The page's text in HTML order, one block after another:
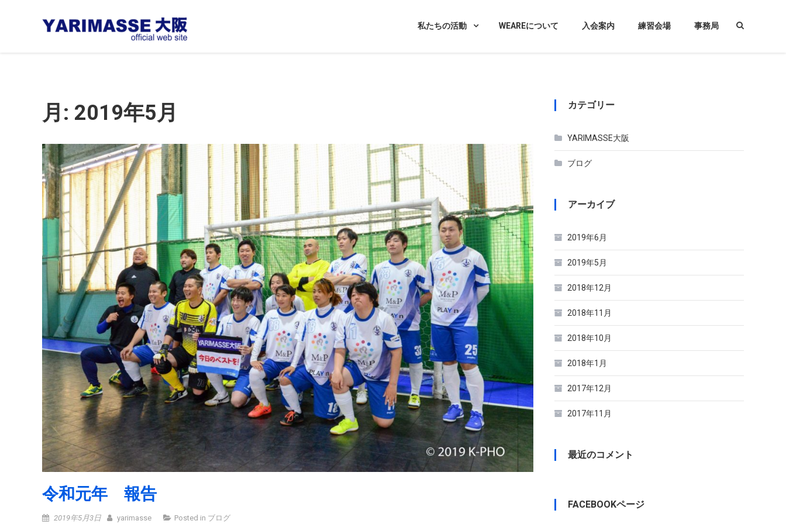
大阪 高槻 精神障がい者によるフットサルチーム｜YARIMASSE OSAKAオフィシャル
私たちの活動 WEAREについて 入会案内 練習会場 事務局
月: 2019年5月
令和元年 報告
2019年5月3日 yarimasse Posted in ブログ
カテゴリー
YARIMASSE大阪
ブログ
アーカイブ
2019年6月
2019年5月
2018年12月
2018年11月
2018年10月
2018年1月
2017年12月
2017年11月
最近のコメント
FACEBOOKページ